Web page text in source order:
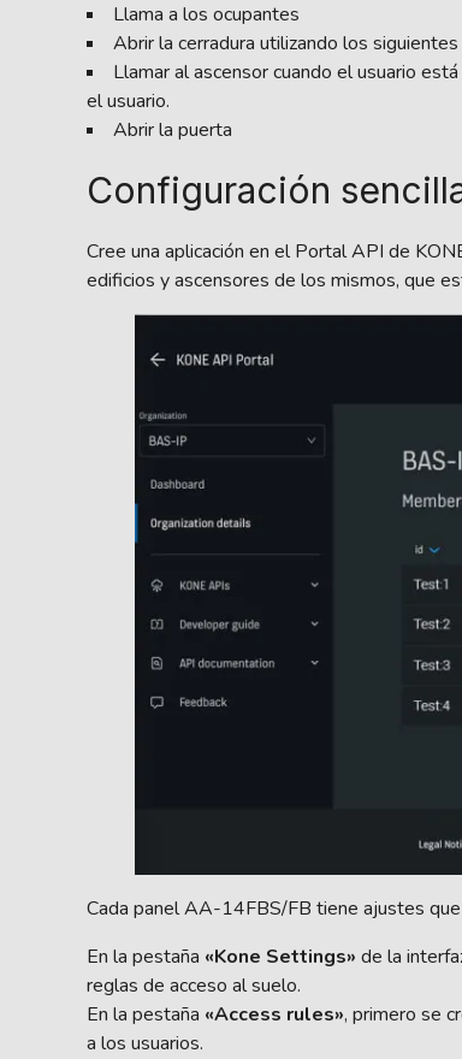
Llama a los ocupantes
Abrir la cerradura utilizando los
Llamar al ascensor cuando el usuario
el usuario.
Abrir la puerta
Configuración
Cree una aplicación en el Portal API de
edificios y ascensores de los mismos, que
Cada panel AA-14FBS/FB tiene ajustes
En la pestaña «Kone Settings» de la
reglas de acceso al suelo.
En la pestaña «Access rules», primero se
a los usuarios.